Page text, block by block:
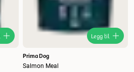
Legg til
Prima Dog
Salmon Meal